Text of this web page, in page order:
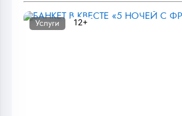
Услуги 12+